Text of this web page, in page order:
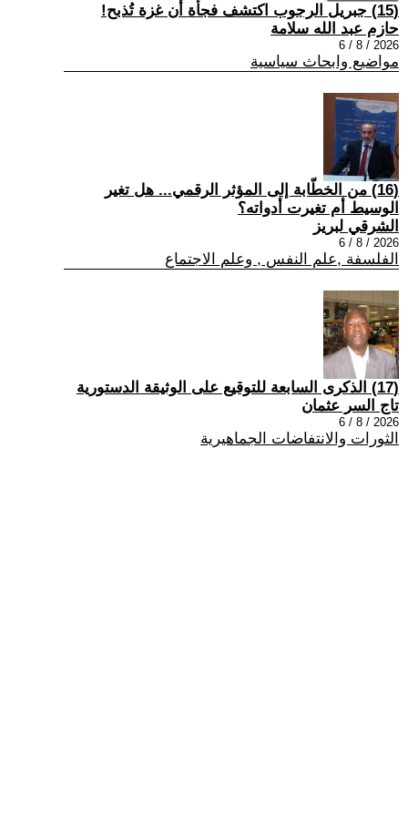
(15) جبريل الرجوب اكتشف فجأة أن غزة تُذبح!
حازم عبد الله سلامة
2026 / 8 / 6
مواضيع وابحاث سياسية
(16) من الخطّابة إلى المؤثر الرقمي... هل تغير
الوسيط أم تغيرت أدواته؟
الشرقي لبريز
2026 / 8 / 6
الفلسفة ,علم النفس , وعلم الاجتماع
(17) الذكرى السابعة للتوقيع على الوثيقة الدستورية
تاج السر عثمان
2026 / 8 / 6
الثورات والانتفاضات الجماهيرية